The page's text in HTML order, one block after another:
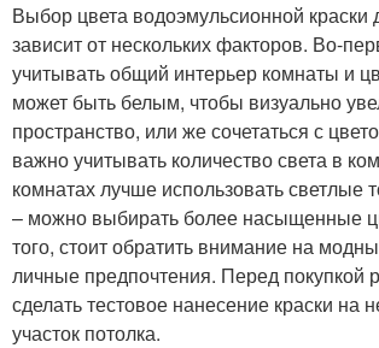
Выбор цвета водоэмульсионной краски
зависит от нескольких факторов. Во-
учитывать общий интерьер комнаты и
может быть белым, чтобы визуально
пространство, или же сочетаться с
важно учитывать количество света в
комнатах лучше использовать светлые
– можно выбирать более насыщенные
того, стоит обратить внимание на
личные предпочтения. Перед покупкой
сделать тестовое нанесение краски на
участок потолка.